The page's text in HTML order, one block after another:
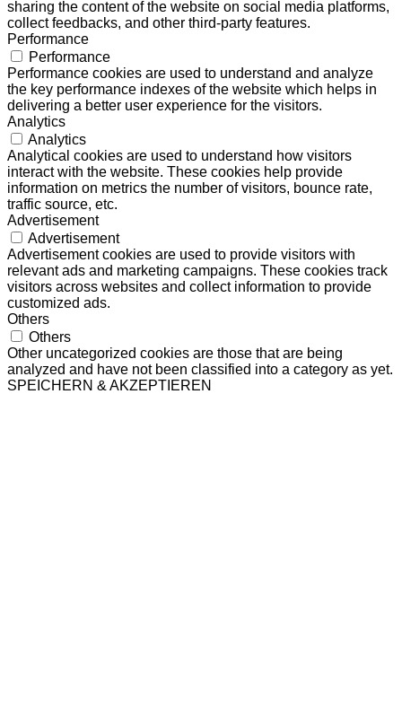
sharing the content of the website on social media platforms,
collect feedbacks, and other third-party features.
Performance
Performance
Performance cookies are used to understand and analyze
the key performance indexes of the website which helps in
delivering a better user experience for the visitors.
Analytics
Analytics
Analytical cookies are used to understand how visitors
interact with the website. These cookies help provide
information on metrics the number of visitors, bounce rate,
traffic source, etc.
Advertisement
Advertisement
Advertisement cookies are used to provide visitors with
relevant ads and marketing campaigns. These cookies track
visitors across websites and collect information to provide
customized ads.
Others
Others
Other uncategorized cookies are those that are being
analyzed and have not been classified into a category as yet.
SPEICHERN & AKZEPTIEREN